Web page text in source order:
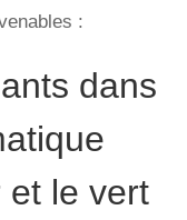
:
dans
et le vert